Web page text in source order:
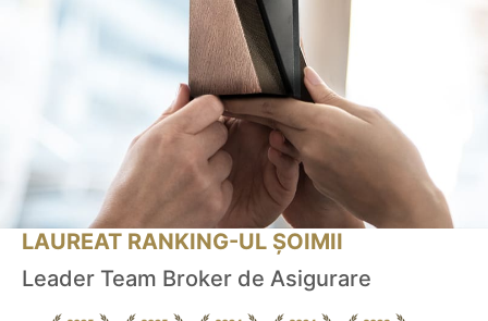
LAUREAT RANKING-UL ȘOIMII
Leader Team Broker de Asigurare